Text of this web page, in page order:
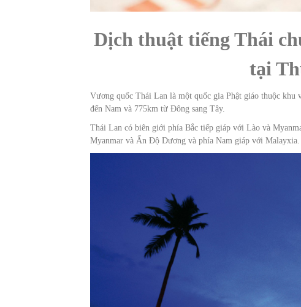
Dịch thuật tiếng Thái
tại
Vương quốc Thái Lan là một quốc gia Phật giáo thuộc
đến Nam và 775km từ Đông sang Tây.
Thái Lan có biên giới phía Bắc tiếp giáp với Lào và
Myanmar và Ấn Độ Dương và phía Nam giáp với